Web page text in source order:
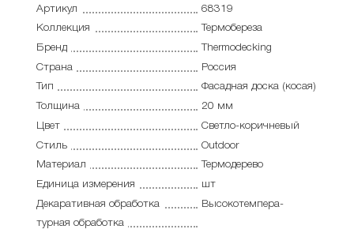
Артикул
68319
Коллекция
Термобереза
Бренд
Thermodecking
Страна
Россия
Тип
Фасадная доска (косая)
Толщина
20 мм
Цвет
Светло-коричневый
Стиль
Outdoor
Материал
Термодерево
Единица измерения
шт
Декаративная обработка
Высокотемпера-
турная обработка